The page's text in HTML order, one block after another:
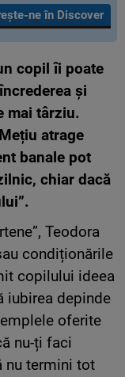
ne în Discover
copil îi poate
și
mai târziu.
atrage
banale pot
chiar dacă
Teodora
condiționările
copilului ideea
iubirea depinde
oferite
nu-ți faci
nu termini tot